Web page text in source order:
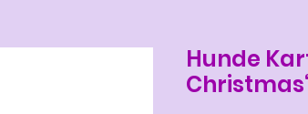
Hunde